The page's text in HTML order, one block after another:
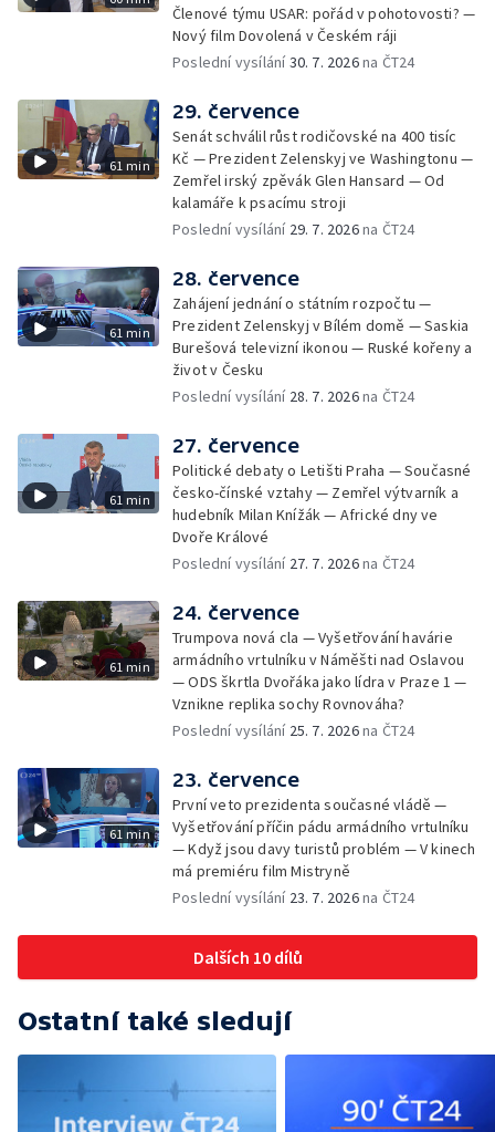
Členové týmu USAR: pořád v pohotovosti? —
Nový film Dovolená v Českém ráji
Poslední vysílání30. 7. 2026na ČT24
61 min
29. července
Senát schválil růst rodičovské na 400 tisíc
Kč — Prezident Zelenskyj ve Washingtonu —
Zemřel irský zpěvák Glen Hansard — Od
kalamáře k psacímu stroji
Poslední vysílání 29. 7. 2026na ČT24
61 min
28. července
Zahájení jednání o státním rozpočtu —
Prezident Zelenskyj v Bílém domě — Saskia
Burešová televizní ikonou — Ruské kořeny a
život v Česku
Poslední vysílání 28. 7. 2026na ČT24
61 min
27. července
Politické debaty o Letišti Praha — Současné
česko-čínské vztahy — Zemřel výtvarník a
hudebník Milan Knížák — Africké dny ve
Dvoře Králové
Poslední vysílání 27. 7. 2026na ČT24
61 min
24. července
Trumpova nová cla — Vyšetřování havárie
armádního vrtulníku v Náměšti nad Oslavou
— ODS škrtla Dvořáka jako lídra v Praze 1 —
Vznikne replika sochy Rovnováha?
Poslední vysílání 25. 7. 2026na ČT24
61 min
23. července
První veto prezidenta současné vládě —
Vyšetřování příčin pádu armádního vrtulníku
— Když jsou davy turistů problém — V kinech
má premiéru film Mistryně
Poslední vysílání 23. 7. 2026na ČT24
Dalších 10 dílů
Ostatní také sledují